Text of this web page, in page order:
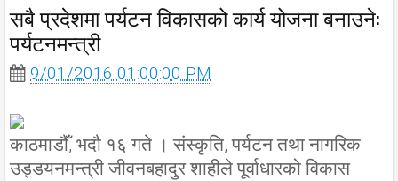
सबै प्रदेशमा पर्यटन विकासको कार्य योजना बनाउने:
पर्यटनमन्त्री
9/01/2016 01:00:00 PM
काठमाडौँ, भदौ १६ गते । संस्कृति, पर्यटन तथा नागरिक
उड्डयनमन्त्री जीवनबहादुर शाहीले पूर्वाधारको विकास